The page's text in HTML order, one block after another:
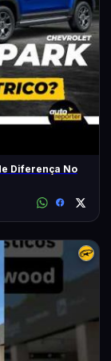
Diferença No